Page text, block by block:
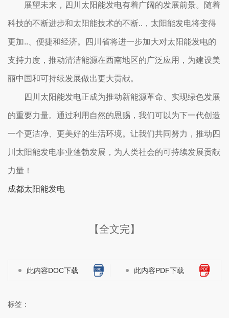
展望未来，四川太阳能发电有着广阔的发展前景。随着
科技的不断进步和太阳能技术的不断..，太阳能发电将变得
更加..、便捷和经济。四川省将进一步加大对太阳能发电的
支持力度，推动清洁能源在西南地区的广泛应用，为建设美
丽中国和可持续发展做出更大贡献。
四川太阳能发电正成为推动新能源革命、实现绿色发展
的重要力量。通过利用自然的恩赐，我们可以为下一代创造
一个更洁净、更美好的生活环境。让我们共同努力，推动四
川太阳能发电事业蓬勃发展，为人类社会的可持续发展贡献
力量！
成都太阳能发电
【全文完】
此内容DOC下载 此内容PDF下载
标签：